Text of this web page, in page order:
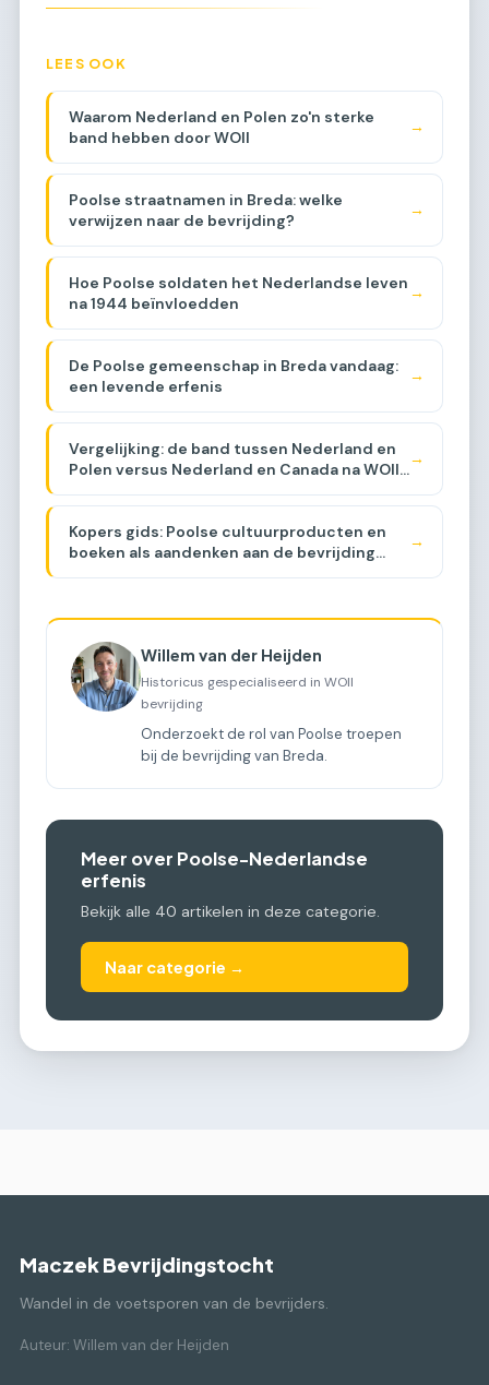
LEES OOK
Waarom Nederland en Polen zo'n sterke
band hebben door WOII
→
Poolse straatnamen in Breda: welke
verwijzen naar de bevrijding?
→
Hoe Poolse soldaten het Nederlandse leven
na 1944 beïnvloedden
→
De Poolse gemeenschap in Breda vandaag:
een levende erfenis
→
Vergelijking: de band tussen Nederland en
Polen versus Nederland en Canada na WOII
[COMPARISON]
→
Kopers gids: Poolse cultuurproducten en
boeken als aandenken aan de bevrijding
[BUYER GUIDE]
→
Willem van der Heijden
Historicus gespecialiseerd in WOII
bevrijding
Onderzoekt de rol van Poolse troepen
bij de bevrijding van Breda.
Meer over Poolse-Nederlandse
erfenis
Bekijk alle 40 artikelen in deze categorie.
Naar categorie →
Maczek Bevrijdingstocht
Wandel in de voetsporen van de bevrijders.
Auteur: Willem van der Heijden